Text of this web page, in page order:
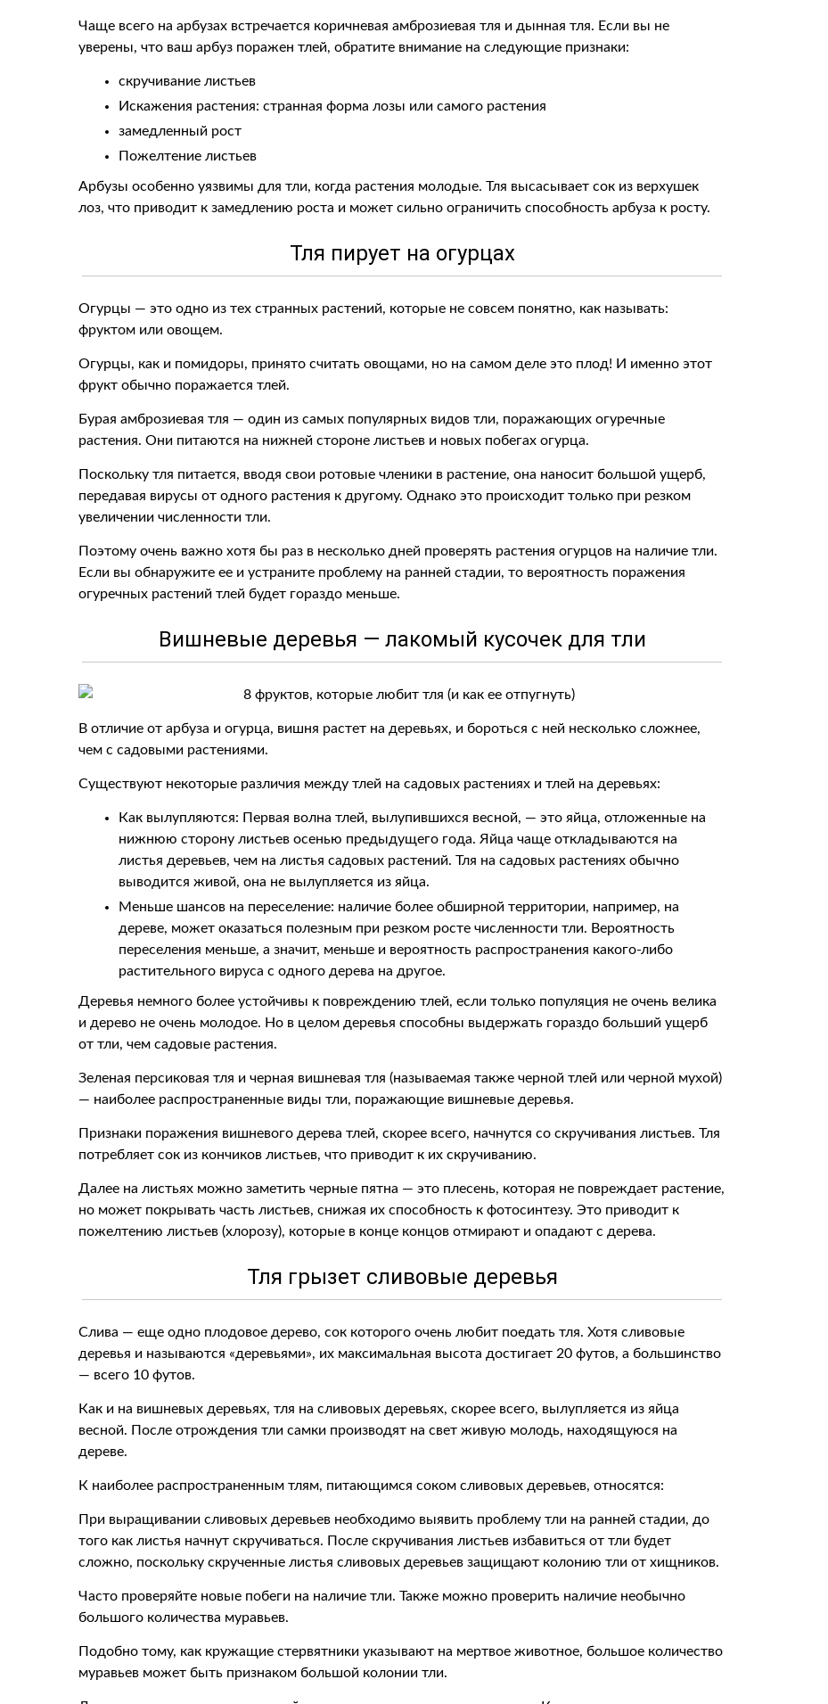
Чаще всего на арбузах встречается коричневая амброзиевая тля и дынная тля. Если вы не
уверены, что ваш арбуз поражен тлей, обратите внимание на следующие признаки:
скручивание листьев
Искажения растения: странная форма лозы или самого растения
замедленный рост
Пожелтение листьев
Арбузы особенно уязвимы для тли, когда растения молодые. Тля высасывает сок из верхушек
лоз, что приводит к замедлению роста и может сильно ограничить способность арбуза к росту.
Тля пирует на огурцах
Огурцы — это одно из тех странных растений, которые не совсем понятно, как называть:
фруктом или овощем.
Огурцы, как и помидоры, принято считать овощами, но на самом деле это плод! И именно этот
фрукт обычно поражается тлей.
Бурая амброзиевая тля — один из самых популярных видов тли, поражающих огуречные
растения. Они питаются на нижней стороне листьев и новых побегах огурца.
Поскольку тля питается, вводя свои ротовые членики в растение, она наносит большой ущерб,
передавая вирусы от одного растения к другому. Однако это происходит только при резком
увеличении численности тли.
Поэтому очень важно хотя бы раз в несколько дней проверять растения огурцов на наличие тли.
Если вы обнаружите ее и устраните проблему на ранней стадии, то вероятность поражения
огуречных растений тлей будет гораздо меньше.
Вишневые деревья — лакомый кусочек для тли
В отличие от арбуза и огурца, вишня растет на деревьях, и бороться с ней несколько сложнее,
чем с садовыми растениями.
Существуют некоторые различия между тлей на садовых растениях и тлей на деревьях:
Как вылупляются: Первая волна тлей, вылупившихся весной, — это яйца, отложенные на
нижнюю сторону листьев осенью предыдущего года. Яйца чаще откладываются на
листья деревьев, чем на листья садовых растений. Тля на садовых растениях обычно
выводится живой, она не вылупляется из яйца.
Меньше шансов на переселение: наличие более обширной территории, например, на
дереве, может оказаться полезным при резком росте численности тли. Вероятность
переселения меньше, а значит, меньше и вероятность распространения какого-либо
растительного вируса с одного дерева на другое.
Деревья немного более устойчивы к повреждению тлей, если только популяция не очень велика
и дерево не очень молодое. Но в целом деревья способны выдержать гораздо больший ущерб
от тли, чем садовые растения.
Зеленая персиковая тля и черная вишневая тля (называемая также черной тлей или черной мухой)
— наиболее распространенные виды тли, поражающие вишневые деревья.
Признаки поражения вишневого дерева тлей, скорее всего, начнутся со скручивания листьев. Тля
потребляет сок из кончиков листьев, что приводит к их скручиванию.
Далее на листьях можно заметить черные пятна — это плесень, которая не повреждает растение,
но может покрывать часть листьев, снижая их способность к фотосинтезу. Это приводит к
пожелтению листьев (хлорозу), которые в конце концов отмирают и опадают с дерева.
Тля грызет сливовые деревья
Слива — еще одно плодовое дерево, сок которого очень любит поедать тля. Хотя сливовые
деревья и называются «деревьями», их максимальная высота достигает 20 футов, а большинство
— всего 10 футов.
Как и на вишневых деревьях, тля на сливовых деревьях, скорее всего, вылупляется из яйца
весной. После отрождения тли самки производят на свет живую молодь, находящуюся на
дереве.
К наиболее распространенным тлям, питающимся соком сливовых деревьев, относятся:
При выращивании сливовых деревьев необходимо выявить проблему тли на ранней стадии, до
того как листья начнут скручиваться. После скручивания листьев избавиться от тли будет
сложно, поскольку скрученные листья сливовых деревьев защищают колонию тли от хищников.
Часто проверяйте новые побеги на наличие тли. Также можно проверить наличие необычно
большого количества муравьев.
Подобно тому, как кружащие стервятники указывают на мертвое животное, большое количество
муравьев может быть признаком большой колонии тли.